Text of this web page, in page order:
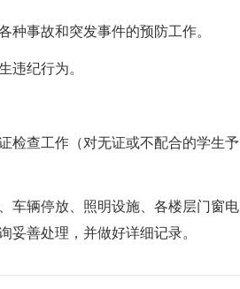
种事故和突发事件的预防工作。
违纪行为。
检查工作（对无证或不配合的学生予
车辆停放、照明设施、各楼层门窗电
妥善处理，并做好详细记录。